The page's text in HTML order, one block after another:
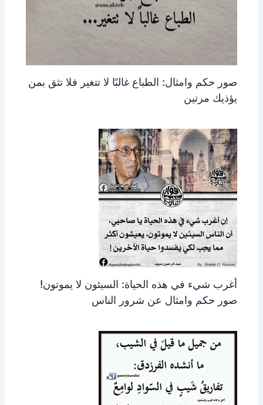
صور حكم وامثال: الطباع غالبًا لا تتغير فلا تثق بمن
يؤذيك مرتين
أغرب شيء في هذه الحياة: السيئون لا يموتون!
صور حكم وامثال عن شرور الناس